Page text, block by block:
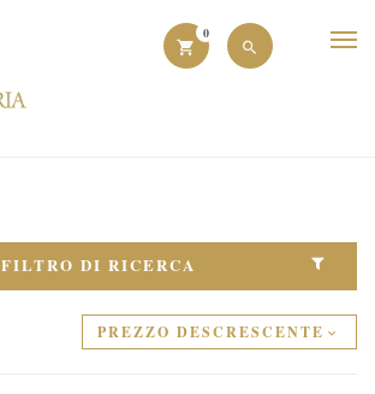
0
FILTRO DI RICERCA
PREZZO DESCRESCENTE